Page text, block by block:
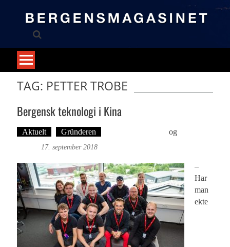
TAG: PETTER TROBE
Bergensk teknologi i Kina
Aktuelt Gründeren og
17. september 2018
–
Har
man
ekte